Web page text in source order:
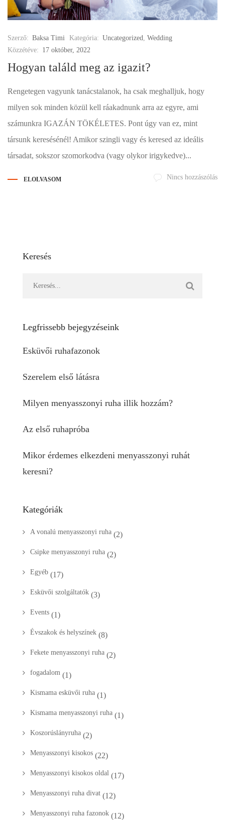
Szerző: Baksa Timi Kategória: Uncategorized, Wedding
Közzétéve: 17 október, 2022
Hogyan találd meg az igazit?
Rengetegen vagyunk tanácstalanok, ha csak meghalljuk, hogy
milyen sok minden közül kell ráakadnunk arra az egyre, ami
számunkra IGAZÁN TÖKÉLETES. Pont úgy van ez, mint
társunk keresésénél! Amikor szingli vagy és keresed az ideális
társadat, sokszor szomorkodva (vagy olykor irigykedve)...
ELOLVASOM Nincs hozzászólás
Keresés
Legfrissebb bejegyzéseink
Esküvői ruhafazonok
Szerelem első látásra
Milyen menyasszonyi ruha illik hozzám?
Az első ruhapróba
Mikor érdemes elkezdeni menyasszonyi ruhát
keresni?
Kategóriák
A vonalú menyasszonyi ruha (2)
Csipke menyasszonyi ruha (2)
Egyéb (17)
Esküvői szolgáltatók (3)
Events (1)
Évszakok és helyszínek (8)
Fekete menyasszonyi ruha (2)
fogadalom (1)
Kismama esküvői ruha (1)
Kismama menyasszonyi ruha (1)
Koszorúslányruha (2)
Menyasszonyi kisokos (22)
Menyasszonyi kisokos oldal (17)
Menyasszonyi ruha divat (12)
Menyasszonyi ruha fazonok (12)